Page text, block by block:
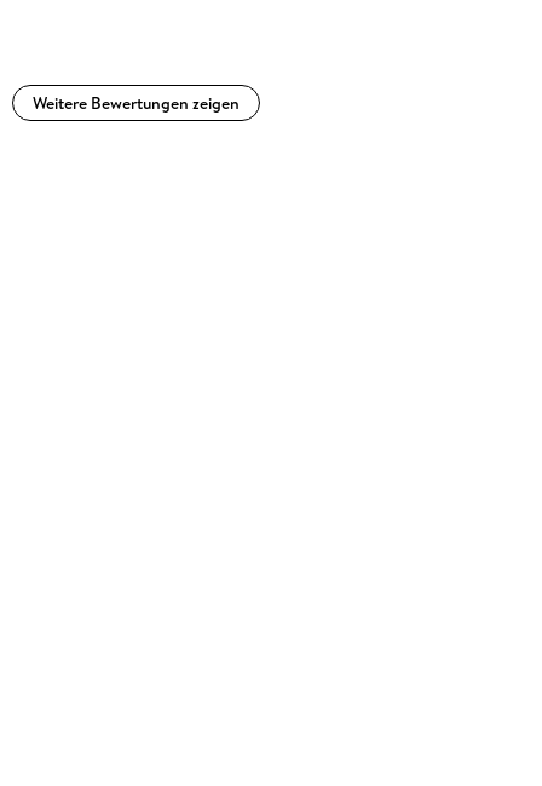
Weitere Bewertungen zeigen